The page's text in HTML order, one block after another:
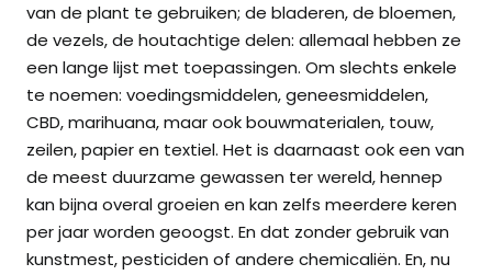
van de plant te gebruiken; de bladeren, de bloemen,
de vezels, de houtachtige delen: allemaal hebben ze
een lange lijst met toepassingen. Om slechts enkele
te noemen: voedingsmiddelen, geneesmiddelen,
CBD, marihuana, maar ook bouwmaterialen, touw,
zeilen, papier en textiel. Het is daarnaast ook een van
de meest duurzame gewassen ter wereld, hennep
kan bijna overal groeien en kan zelfs meerdere keren
per jaar worden geoogst. En dat zonder gebruik van
kunstmest, pesticiden of andere chemicaliën. En, nu